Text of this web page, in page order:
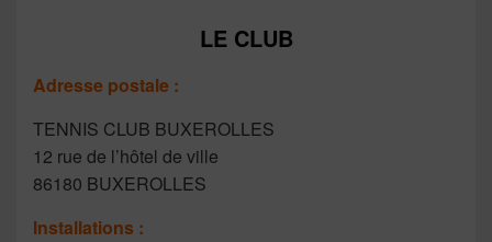
LE CLUB
Adresse postale :
TENNIS CLUB BUXEROLLES
12 rue de l’hôtel de ville
86180 BUXEROLLES
Installations :